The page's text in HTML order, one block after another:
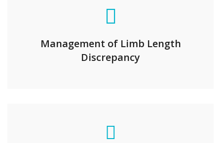
Management of Limb Length
Discrepancy